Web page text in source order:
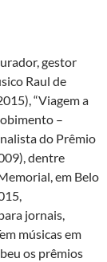
gestor
Raul de
“Viagem a
–
do Prêmio
dentre
em Belo
jornais,
músicas em
os prêmios